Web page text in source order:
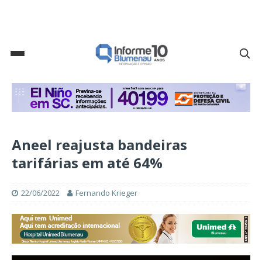
Aneel reajusta bandeiras
tarifárias em até 64%
22/06/2022 Fernando Krieger